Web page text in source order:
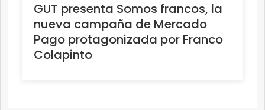
GUT presenta Somos francos, la
nueva campaña de Mercado
Pago protagonizada por Franco
Colapinto